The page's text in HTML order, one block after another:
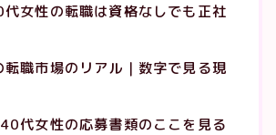
代女性の転職は資格なしでも正社
職市場のリアル｜数字で見る現
代女性の応募書類のここを見る